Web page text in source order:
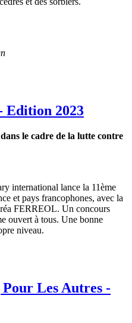
Edition 2023
le cadre de la lutte contre
international lance la 11ème
et pays francophones, avec la
FERREOL. Un concours
ouvert à tous. Une bonne
niveau.
Les Autres -